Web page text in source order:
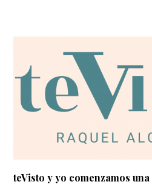
teVisto y yo comenzamos una